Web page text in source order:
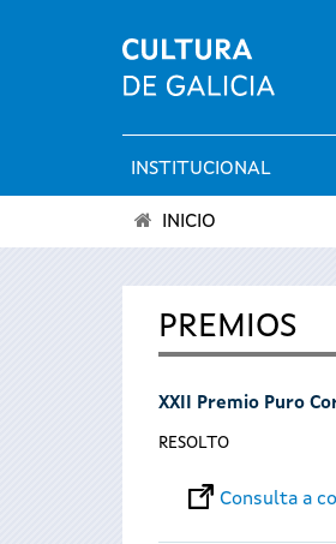
Menú
principal
INSTITUCIONAL
está
INICIO
PREMIOS
XXII Premio Puro
RESOLTO
Consulta a